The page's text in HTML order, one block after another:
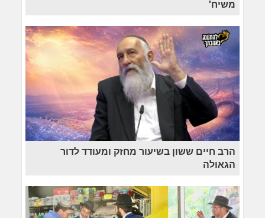
משיח'
הרב חיים ששון בשיעור מחזק ומעודד לדור
הגאולה